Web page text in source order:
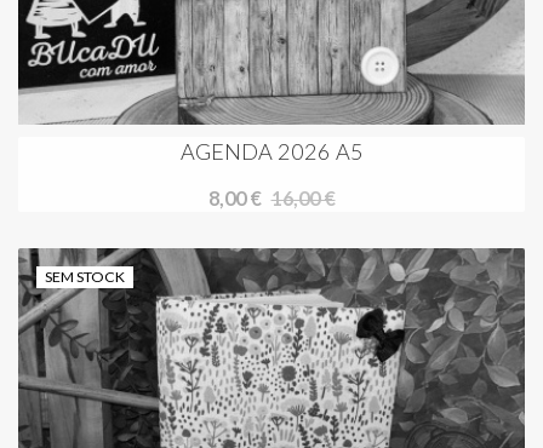
AGENDA 2026 A5
8,00 € 16,00 €
SEM STOCK